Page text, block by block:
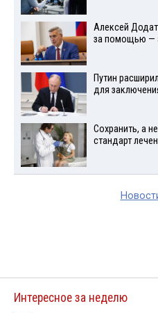
Алексей
за помощью —
Путин
для
Сохранить, а
стандарт
Интересное за неделю